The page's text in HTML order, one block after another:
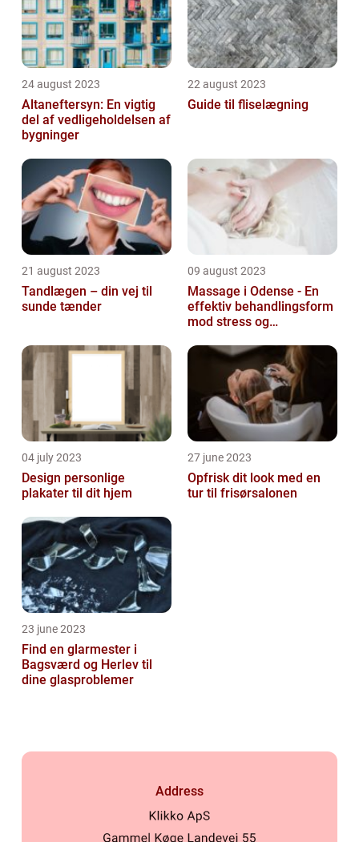
24 august 2023
Altaneftersyn: En vigtig
del af vedligeholdelsen af
bygninger
22 august 2023
Guide til fliselægning
21 august 2023
Tandlægen – din vej til
sunde tænder
09 august 2023
Massage i Odense - En
effektiv behandlingsform
mod stress og
04 july 2023
Design personlige
plakater til dit hjem
27 june 2023
Opfrisk dit look med en
tur til frisørsalonen
23 june 2023
Find en glarmester i
Bagsværd og Herlev til
dine glasproblemer
Address